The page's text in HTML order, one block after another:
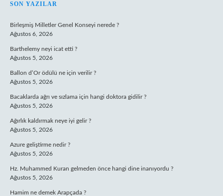
SIDEBAR
SON YAZILAR
Birleşmiş Milletler Genel Konseyi nerede ?
Ağustos 6, 2026
Barthelemy neyi icat etti ?
Ağustos 5, 2026
Ballon d’Or ödülü ne için verilir ?
Ağustos 5, 2026
Bacaklarda ağrı ve sızlama için hangi doktora gidilir ?
Ağustos 5, 2026
Ağırlık kaldırmak neye iyi gelir ?
Ağustos 5, 2026
Azure geliştirme nedir ?
Ağustos 5, 2026
Hz. Muhammed Kuran gelmeden önce hangi dine inanıyordu ?
Ağustos 5, 2026
Hamim ne demek Arapçada ?